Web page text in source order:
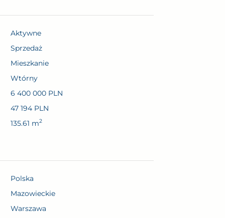
Aktywne
sprzedaż
Mieszkanie
wtórny
6 400 000 PLN
47 194 PLN
135.61 m2
Polska
mazowieckie
Warszawa